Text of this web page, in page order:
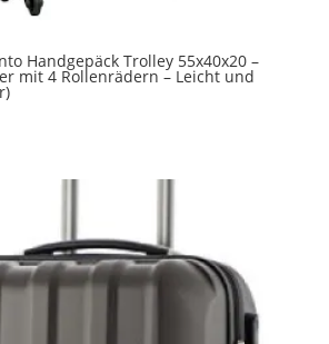
Handgepäck Trolley 55x40x20 –
mit 4 Rollenrädern – Leicht und